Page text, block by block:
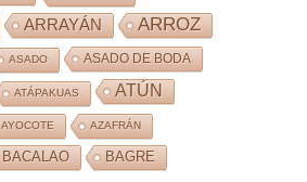
ARRAYÁN ARROZ
ASADO ASADO DE BODA
ATÁPAKUAS ATÚN
AYOCOTE AZAFRÁN
BACALAO BAGRE